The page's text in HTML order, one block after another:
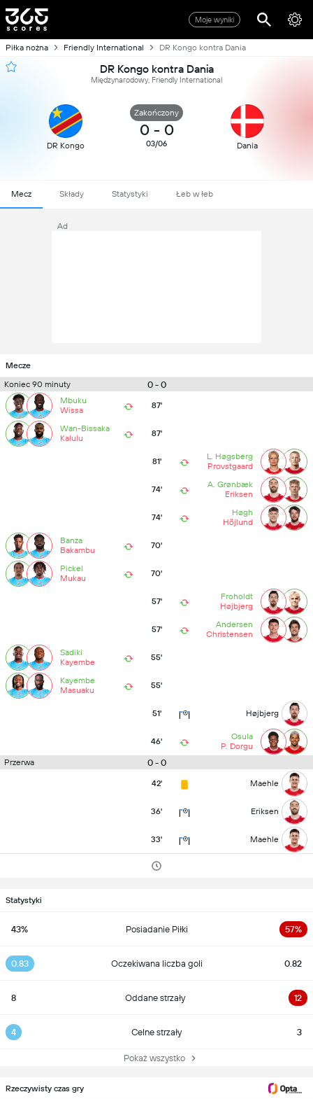
Moje wyniki
Piłka nożna Friendly International DR Kongo kontra Dania
DR Kongo kontra Dania
Międzynarodowy, Friendly International
DR Kongo
Zakończony
0 - 0
03/06 Dania
Mecz Składy Statystyki Łeb w łeb
Ad
Mecze
Koniec 90 minuty
0 - 0
Mbuku
Wissa
87'
Wan-Bissaka
Kalulu
87'
81'
L. Høgsberg
Provstgaard
74'
A. Grønbæk
Eriksen
74'
Høgh
Höjlund
Banza
Bakambu
70'
Pickel
Mukau
70'
57'
Froholdt
Højbjerg
57'
Andersen
Christensen
Sadiki
Kayembe
55'
Kayembe
Masuaku
55'
51' Højbjerg
46'
Osula
P. Dorgu
Przerwa
0 - 0
42' Maehle
36' Eriksen
33' Maehle
Statystyki
43% Posiadanie Piłki 57%
0.83 Oczekiwana liczba goli 0.82
8 Oddane strzały 12
4 Celne strzały 3
Pokaż wszystko
Rzeczywisty czas gry